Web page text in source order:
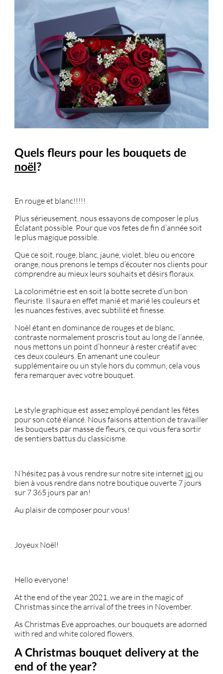
Quels fleurs pour les bouquets de
noël ?
En rouge et blanc!!!!!
Plus sérieusement, nous essayons de composer le plus
Éclatant possible. Pour que vos fetes de fin d’année soit
le plus magique possible.
Que ce soit, rouge, blanc, jaune, violet, bleu ou encore
orange, nous prenons le temps d’écouter nos clients pour
comprendre au mieux leurs souhaits et désirs floraux.
La colorimétrie est en soit la botte secrete d’un bon
fleuriste. Il saura en effet manié et marié les couleurs et
les nuances festives, avec subtilité et finesse.
Noël étant en dominance de rouges et de blanc,
contraste normalement proscris tout au long de l’année,
nous mettons un point d’honneur à rester créatif avec
ces deux couleurs. En amenant une couleur
supplémentaire ou un style hors du commun, cela vous
fera remarquer avec votre bouquet.
Le style graphique est assez employé pendant les fêtes
pour son coté élancé. Nous faisons attention de travailler
les bouquets par masse de fleurs, ce qui vous fera sortir
de sentiers battus du classicisme.
N’hésitez pas à vous rendre sur notre site internet ici ou
bien à vous rendre dans notre boutique ouverte 7 jours
sur 7 365 jours par an!
Au plaisir de composer pour vous!
Joyeux Noël!
Hello everyone!
At the end of the year 2021, we are in the magic of
Christmas since the arrival of the trees in November.
As Christmas Eve approaches, our bouquets are adorned
with red and white colored flowers.
A Christmas bouquet delivery at the
end of the year?